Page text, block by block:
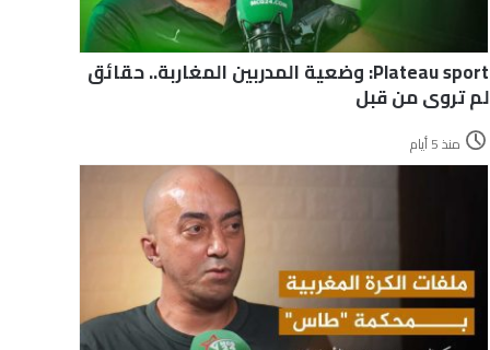
Plateau sport: وضعية المدربين المغاربة.. حقائق
لم تروى من قبل
منذ 5 أيام